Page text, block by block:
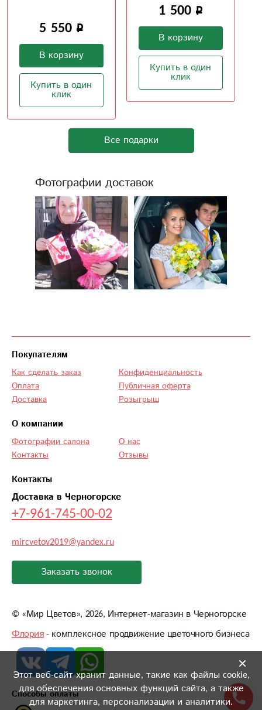
Купить в один
клик
2 100
В корзину
Купить в один
клик
Все подарки
Фотографии доставок
Этот веб-сайт хранит данные, такие как файлы cookie,
для обеспечения основных функций сайта, а также
для маркетинга, персонализации и аналитики.
×
Контакты
Доставка в Черногорске
+7-961-745-00-02
mircvetov2019@yandex.ru
Заказать звонок
Покупателям
Как сделать заказ
Оплата
Доставка
Конфиденциальность
Публичная оферта
Розыгрыш
О компании
Фотографии салона
Контакты
О нас
Отзывы
© «Мир Цветов», 2026, Интернет-магазин в Черногорске
Флория- комплексное продвижение цветочного бизнеса
Способы оплаты